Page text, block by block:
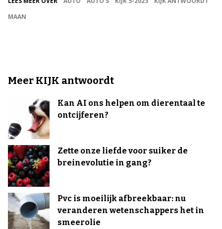
MAAN
Meer KIJK antwoordt
Kan AI ons helpen om dierentaal te
ontcijferen?
Zette onze liefde voor suiker de
breinevolutie in gang?
Pvc is moeilijk afbreekbaar: nu
veranderen wetenschappers het in
smeerolie